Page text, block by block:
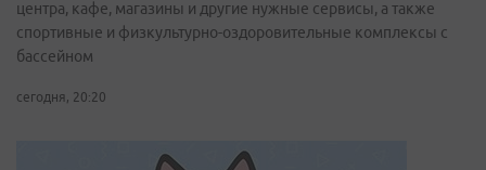
центра, кафе, магазины и другие нужные сервисы, а также
спортивные и физкультурно-оздоровительные комплексы с
бассейном
сегодня, 20:20